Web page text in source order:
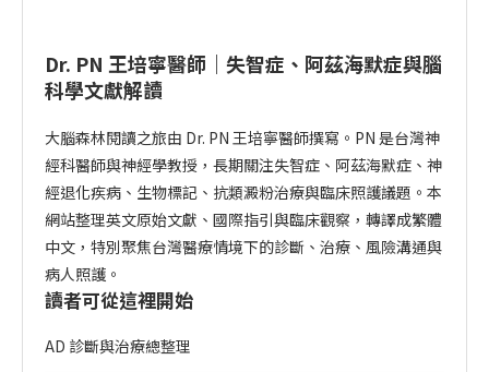
Dr. PN 王培寧醫師｜失智症、阿茲海默症與腦
科學文獻解讀
大腦森林閱讀之旅由 Dr. PN 王培寧醫師撰寫。PN 是台灣神
經科醫師與神經學教授，長期關注失智症、阿茲海默症、神
經退化疾病、生物標記、抗類澱粉治療與臨床照護議題。本
網站整理英文原始文獻、國際指引與臨床觀察，轉譯成繁體
中文，特別聚焦台灣醫療情境下的診斷、治療、風險溝通與
病人照護。
讀者可從這裡開始
AD 診斷與治療總整理